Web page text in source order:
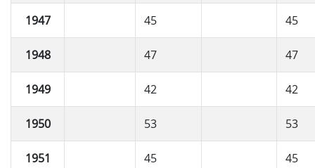
1947 45 45
1948 47 47
1949 42 42
1950 53 53
1951 45 45